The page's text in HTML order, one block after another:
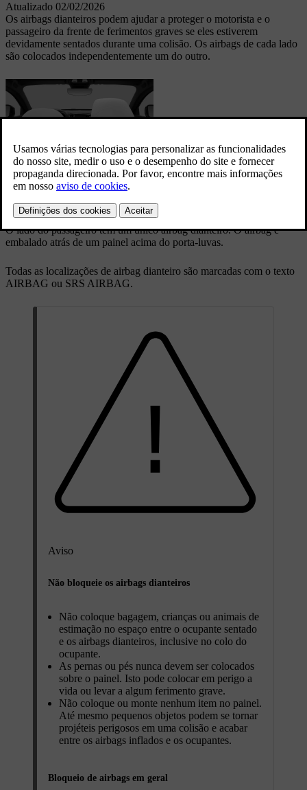
Atualizado 02/02/2026
Os airbags dianteiros podem ajudar a proteger o motorista e o
passageiro da frente de ferimentos graves se eles estiverem
devidamente sentados durante uma colisão. Os airbags de cada lado
são colocados independentemente um do outro.
O lado do motorista tem dois airbags dianteiros. O airbag superior é
embalado dentro do volante e o airbag de joelho é embalado atrás de
um painel abaixo do volante.
O lado do passageiro tem um único airbag dianteiro. O airbag é
embalado atrás de um painel acima do porta-luvas.
Todas as localizações de airbag dianteiro são marcadas com o texto
AIRBAG ou SRS AIRBAG.
Aviso
Não bloqueie os airbags dianteiros
Não coloque bagagem, crianças ou animais de
estimação no espaço entre o ocupante sentado
e os airbags dianteiros, inclusive no colo do
ocupante.
As pernas ou pés nunca devem ser colocados
sobre o painel. Isto pode colocar em perigo a
vida ou levar a algum ferimento grave.
Não coloque ou monte nenhum item no painel.
Até mesmo pequenos objetos podem se tornar
projéteis perigosos em uma colisão e acabar
entre os airbags inflados e os ocupantes.
Bloqueio de airbags em geral